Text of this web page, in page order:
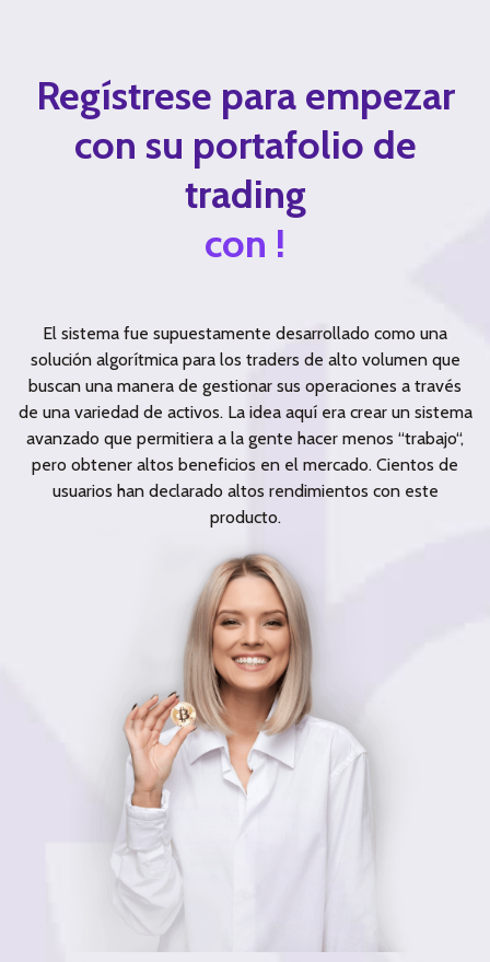
Regístrese para empezar
con su portafolio de
trading
con !
El sistema fue supuestamente desarrollado como una
solución algorítmica para los traders de alto volumen que
buscan una manera de gestionar sus operaciones a través
de una variedad de activos. La idea aquí era crear un sistema
avanzado que permitiera a la gente hacer menos “trabajo“,
pero obtener altos beneficios en el mercado. Cientos de
usuarios han declarado altos rendimientos con este
producto.